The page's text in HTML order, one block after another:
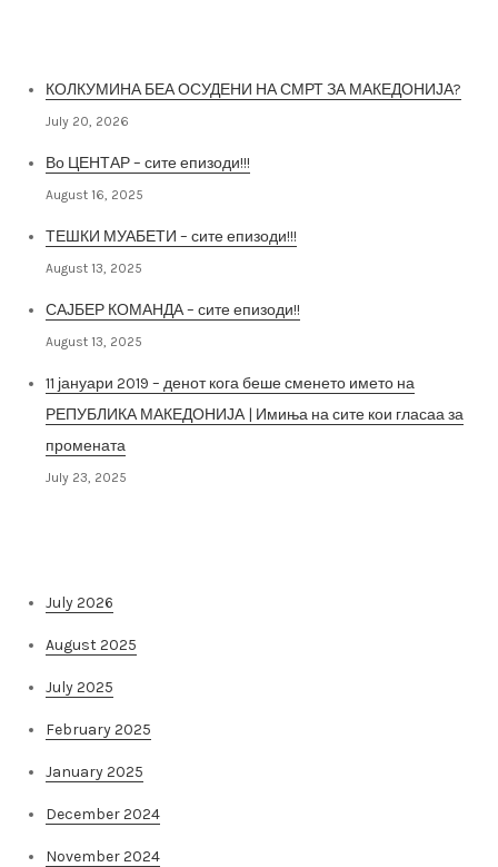
КОЛКУМИНА БЕА ОСУДЕНИ НА СМРТ ЗА МАКЕДОНИЈА?
July 20, 2026
Во ЦЕНТАР – сите епизоди!!!
August 16, 2025
ТЕШКИ МУАБЕТИ – сите епизоди!!!
August 13, 2025
САЈБЕР КОМАНДА – сите епизоди!!
August 13, 2025
11 јануари 2019 – денот кога беше сменето името на
РЕПУБЛИКА МАКЕДОНИЈА | Имиња на сите кои гласаа за
промената
July 23, 2025
July 2026
August 2025
July 2025
February 2025
January 2025
December 2024
November 2024